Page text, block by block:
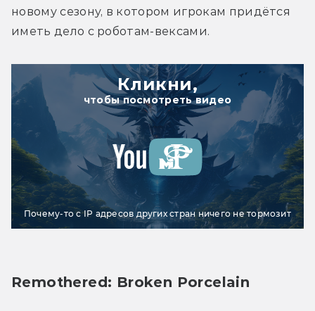
новому сезону, в котором игрокам придётся
иметь дело с роботам-вексами.
Кликни,
чтобы посмотреть видео
Почему-то с IP адресов других стран ничего не тормозит
Remothered: Broken Porcelain